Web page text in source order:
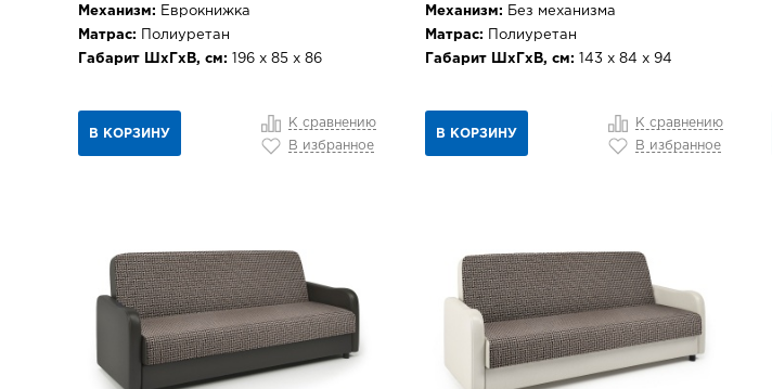
Механизм: Еврокнижка
Матрас: Полиуретан
Габарит ШхГхВ, см: 196 х 85 х 86
В КОРЗИНУ
К сравнению
В избранное
Механизм: Без механизма
Матрас: Полиуретан
Габарит ШхГхВ, см: 143 х 84 х 94
В КОРЗИНУ
К сравнению
В избранное